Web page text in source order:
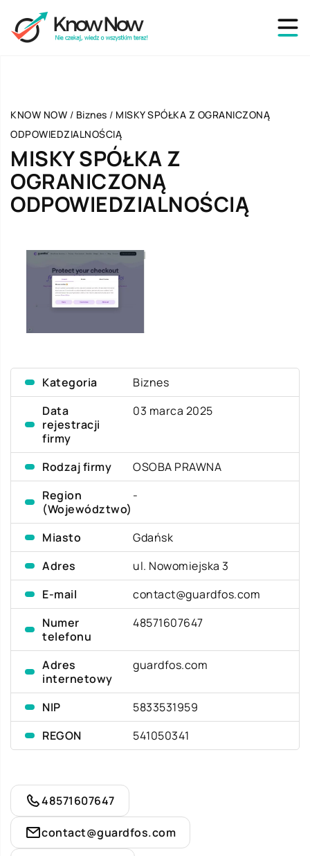
KNOW NOW / Biznes / MISKY SPÓŁKA Z OGRANICZONĄ
ODPOWIEDZIALNOŚCIĄ
MISKY SPÓŁKA Z
OGRANICZONĄ
ODPOWIEDZIALNOŚCIĄ
Kategoria
Biznes
Data
rejestracji
firmy
03 marca 2025
Rodzaj firmy
OSOBA PRAWNA
Region
(Województwo)
-
Miasto
Gdańsk
Adres
ul. Nowomiejska 3
E-mail
contact@guardfos.com
Numer
telefonu
48571607647
Adres
internetowy
guardfos.com
NIP
5833531959
REGON
541050341
48571607647
contact@guardfos.com